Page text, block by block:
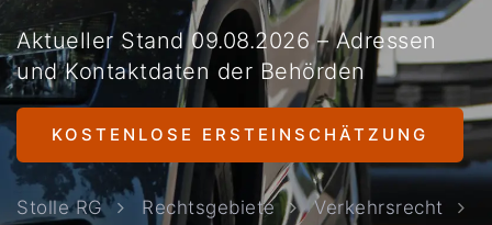
Aktueller Stand 09.08.2026 – Adressen
und Kontaktdaten der Behörden
KOSTENLOSE ERSTEINSCHÄTZUNG
Stolle RG Rechtsgebiete
Verkehrsrecht